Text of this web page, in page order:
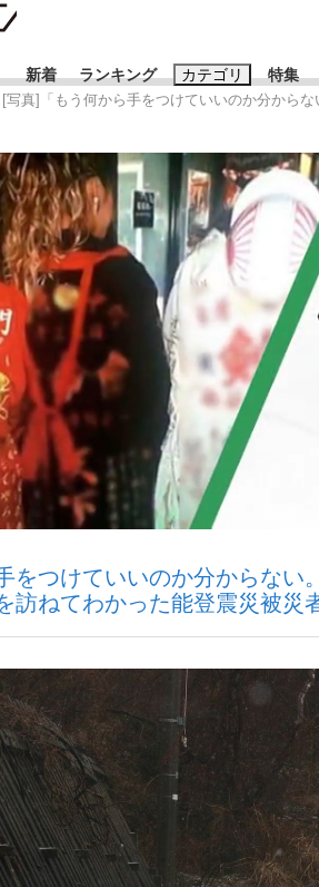
新着 ランキング カテゴリ
キョー滞在記》RM→渋谷で飲み会、JIN→
まま解散」WBC日本代表“敗戦”の真実 選
特集
POPアイドルたち
私のいま
おすすめのキーワードタ
#藤田晋 #三山凌輝 #高
#玉木雄一郎
#亀和田武
[写真]「もう何から手をつけていいのか分から
をつけていいのか分からな
ねてわかった能登震災被災